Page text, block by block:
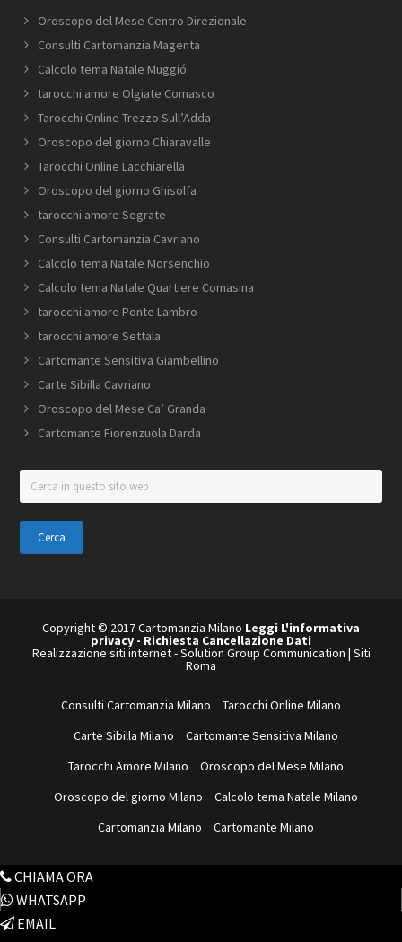
Oroscopo del Mese Centro Direzionale
Consulti Cartomanzia Magenta
Calcolo tema Natale Muggió
tarocchi amore Olgiate Comasco
Tarocchi Online Trezzo Sull’Adda
Oroscopo del giorno Chiaravalle
Tarocchi Online Lacchiarella
Oroscopo del giorno Ghisolfa
tarocchi amore Segrate
Consulti Cartomanzia Cavriano
Calcolo tema Natale Morsenchio
Calcolo tema Natale Quartiere Comasina
tarocchi amore Ponte Lambro
tarocchi amore Settala
Cartomante Sensitiva Giambellino
Carte Sibilla Cavriano
Oroscopo del Mese Ca’ Granda
Cartomante Fiorenzuola Darda
Cerca
in
questo
sito
web
Copyright © 2017 Cartomanzia Milano Leggi L'informativa
privacy - Richiesta Cancellazione Dati
Realizzazione siti internet-Solution Group Communication | Siti
Roma
Consulti Cartomanzia Milano
Tarocchi Online Milano
Carte Sibilla Milano
Cartomante Sensitiva Milano
Tarocchi Amore Milano
Oroscopo del Mese Milano
Oroscopo del giorno Milano
Calcolo tema Natale Milano
Cartomanzia Milano
Cartomante Milano
CHIAMA ORA
WHATSAPP
EMAIL